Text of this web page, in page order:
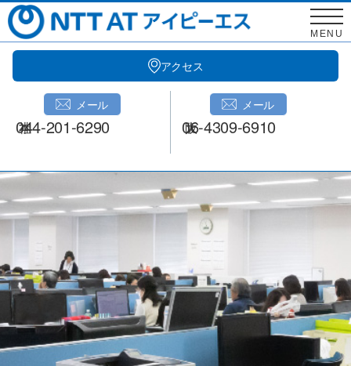
Skip
to
content
アクセス
メール
044-201-6290
メール
06-4309-6910
MENU